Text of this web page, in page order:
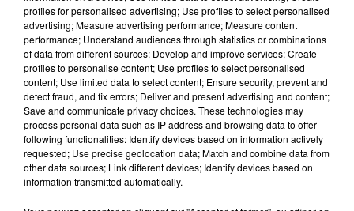
Lecture (4 min 12 sec)
100%
100% Radio les infos de l'Hérault
profiles for personalised advertising; Use profiles to select personalised
advertising; Measure advertising performance; Measure content
performance; Understand audiences through statistics or combinations
of data from different sources; Develop and improve services; Create
profiles to personalise content; Use profiles to select personalised
content; Use limited data to select content; Ensure security, prevent and
detect fraud, and fix errors; Deliver and present advertising and content;
Save and communicate privacy choices. These technologies may
process personal data such as IP address and browsing data to offer
following functionalities: Identify devices based on information actively
requested; Use precise geolocation data; Match and combine data from
other data sources; Link different devices; Identify devices based on
information transmitted automatically.